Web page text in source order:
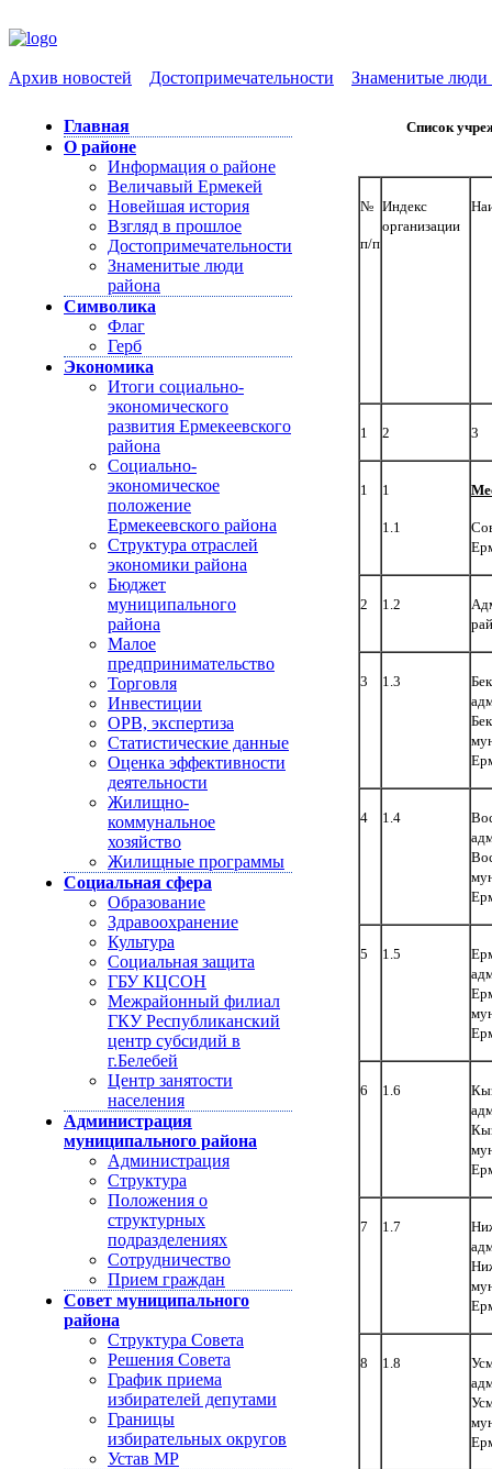
Архив новостей Достопримечательности Знаменитые люди
Главная
О районе
Информация о районе
Величавый Ермекей
Новейшая история
Взгляд в прошлое
Достопримечательности
Знаменитые люди
района
Символика
Флаг
Герб
Экономика
Итоги социально-
экономического
развития Ермекеевского
района
Социально-
экономическое
положение
Ермекеевского района
Структура отраслей
экономики района
Бюджет
муниципального
района
Малое
предпринимательство
Торговля
Инвестиции
ОРВ, экспертиза
Статистические данные
Оценка эффективности
деятельности
Жилищно-
коммунальное
хозяйство
Жилищные программы
Социальная сфера
Образование
Здравоохранение
Культура
Социальная защита
ГБУ КЦСОН
Межрайонный филиал
ГКУ Республиканский
центр субсидий в
г.Белебей
Центр занятости
населения
Администрация
муниципального района
Администрация
Структура
Положения о
структурных
подразделениях
Сотрудничество
Прием граждан
Совет муниципального
района
Структура Совета
Решения Совета
График приема
избирателей депутами
Границы
избирательных округов
Устав МР
Список
№
п/п
Индекс
организации
1 2 3
1 1
1.1
2 1.2
3 1.3
4 1.4
5 1.5
6 1.6
7 1.7
8 1.8